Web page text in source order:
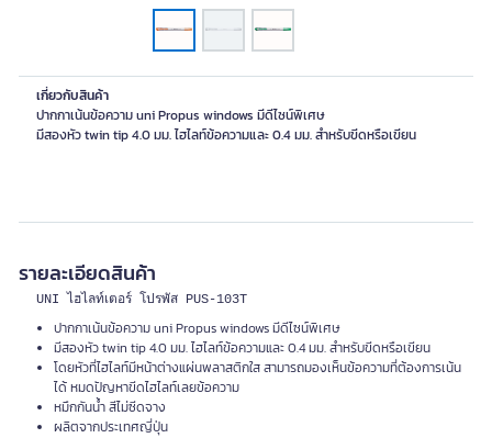
เกี่ยวกับสินค้า
ปากกาเน้นข้อความ uni Propus windows มีดีไซน์พิเศษ
มีสองหัว twin tip 4.0 มม. ไฮไลท์ข้อความและ 0.4 มม. สำหรับขีดหรือเขียน
รายละเอียดสินค้า
UNI ไฮไลท์เตอร์ โปรพัส PUS-103T
ปากกาเน้นข้อความ uni Propus windows มีดีไซน์พิเศษ
มีสองหัว twin tip 4.0 มม. ไฮไลท์ข้อความและ 0.4 มม. สำหรับขีดหรือเขียน
โดยหัวที่ไฮไลท์มีหน้าต่างแผ่นพลาสติกใส สามารถมองเห็นข้อความที่ต้องการเน้น
ได้ หมดปัญหาขีดไฮไลท์เลยข้อความ
หมึกกันน้ำ สีไม่ซีดจาง
ผลิตจากประเทศญี่ปุ่น